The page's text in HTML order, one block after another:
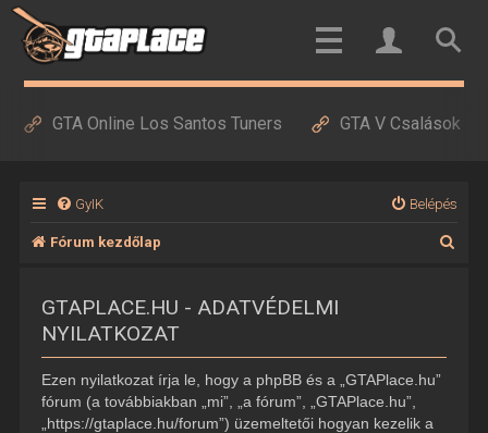
GTA Online Los Santos Tuners GTA V Csalások
GyIK Belépés
Fórum kezdőlap
GTAPLACE.HU - ADATVÉDELMI
NYILATKOZAT
Ezen nyilatkozat írja le, hogy a phpBB és a „GTAPlace.hu”
fórum (a továbbiakban „mi”, „a fórum”, „GTAPlace.hu”,
„https://gtaplace.hu/forum”) üzemeltetői hogyan kezelik a